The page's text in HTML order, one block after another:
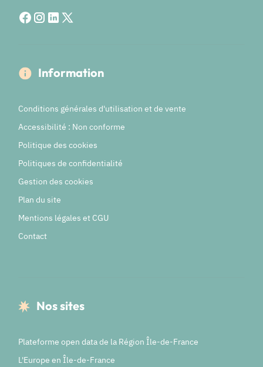
Information
Conditions générales d'utilisation et de vente
Accessibilité : Non conforme
Politique des cookies
Politiques de confidentialité
Gestion des cookies
Plan du site
Mentions légales et CGU
Contact
Nos sites
Plateforme open data de la Région Île-de-France
L'Europe en Île-de-France